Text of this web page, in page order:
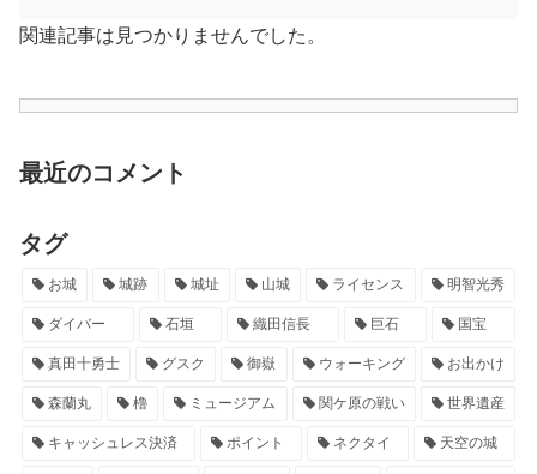
関連記事は見つかりませんでした。
最近のコメント
タグ
お城 城跡 城址 山城 ライセンス 明智光秀
ダイバー 石垣 織田信長 巨石 国宝
真田十勇士 グスク 御嶽 ウォーキング お出かけ
森蘭丸 櫓 ミュージアム 関ケ原の戦い 世界遺産
キャッシュレス決済 ポイント ネクタイ 天空の城